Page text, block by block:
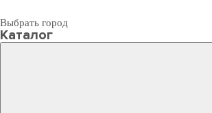
Выбрать город
Каталог